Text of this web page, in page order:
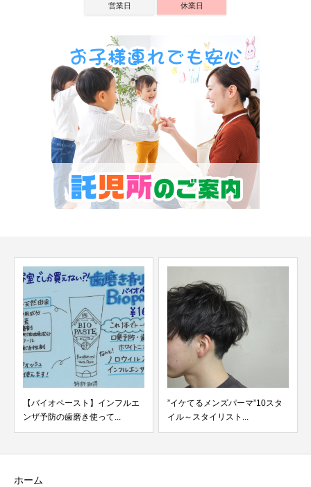
営業日 休業日
【バイオペースト】インフルエ
ンザ予防の歯磨き使って...
”イケてるメンズパーマ”10スタ
イル～スタイリスト...
ホーム